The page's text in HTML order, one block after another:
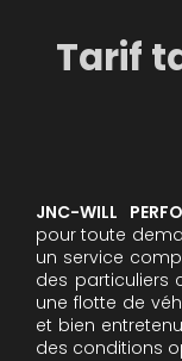
Tarif
JNC-WILL
pour toute
un service
des particuliers
une flotte de
et bien
des conditions